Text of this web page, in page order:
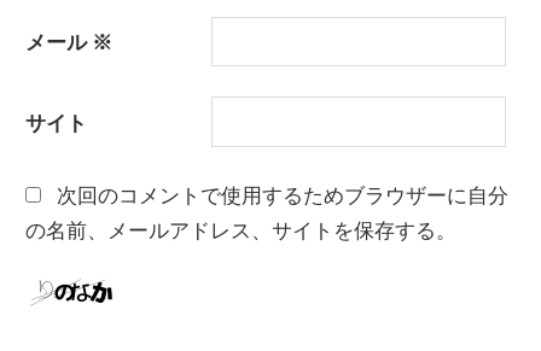
メール ※
サイト
次回のコメントで使用するためブラウザーに自分
の名前、メールアドレス、サイトを保存する。